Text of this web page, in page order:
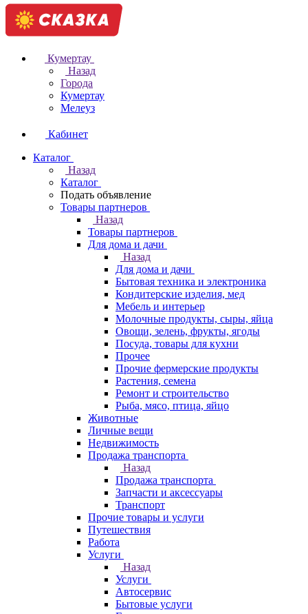
Кумертау
Назад
Города
Кумертау
Мелеуз
Кабинет
Каталог
Назад
Каталог
Подать объявление
Товары партнеров
Назад
Товары партнеров
Для дома и дачи
Назад
Для дома и дачи
Бытовая техника и электроника
Кондитерские изделия, мед
Мебель и интерьер
Молочные продукты, сыры, яйца
Овощи, зелень, фрукты, ягоды
Посуда, товары для кухни
Прочее
Прочие фермерские продукты
Растения, семена
Ремонт и строительство
Рыба, мясо, птица, яйцо
Животные
Личные вещи
Недвижимость
Продажа транспорта
Назад
Продажа транспорта
Запчасти и аксессуары
Транспорт
Прочие товары и услуги
Путешествия
Работа
Услуги
Назад
Услуги
Автосервис
Бытовые услуги